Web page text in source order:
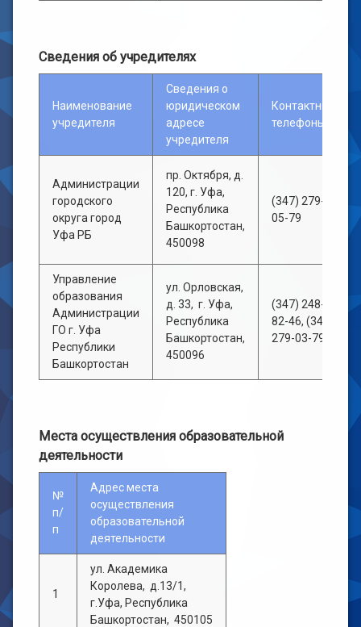
Сведения об учредителях
Наименование
учредителя
Сведения о
юридическом
адресе
учредителя
Контактные
телефоны
Администрации
городского
округа город
Уфа РБ
пр. Октября, д.
120, г. Уфа,
Республика
Башкортостан,
450098
(347) 279-
05-79
Управление
образования
Администрации
ГО г. Уфа
Республики
Башкортостан
ул. Орловская,
д. 33, г. Уфа,
Республика
Башкортостан,
450096
(347) 248-
82-46, (347)
279-03-79
Места осуществления образовательной
деятельности
№
п/
п
Адрес места
осуществления
образовательной
деятельности
1
ул. Академика
Королева, д.13/1,
г.Уфа, Республика
Башкортостан, 450105